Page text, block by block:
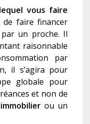
vous faire
de faire financer
par un proche. Il
raisonnable
par
il s’agira pour
globale pour
et non de
ou un